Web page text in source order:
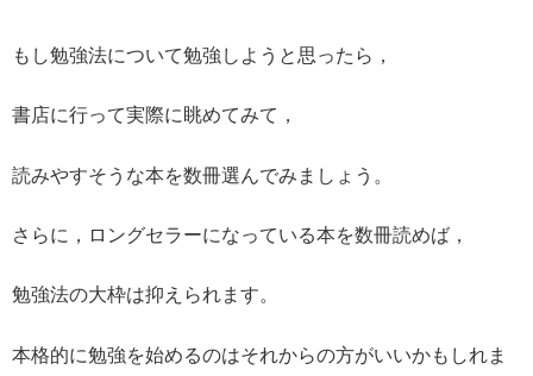
もし勉強法について勉強しようと思ったら，
書店に行って実際に眺めてみて，
読みやすそうな本を数冊選んでみましょう。
さらに，ロングセラーになっている本を数冊読めば，
勉強法の大枠は抑えられます。
本格的に勉強を始めるのはそれからの方がいいかもしれま